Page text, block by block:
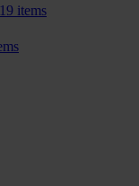
19 items